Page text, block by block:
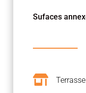
Sufaces
 Terrasse